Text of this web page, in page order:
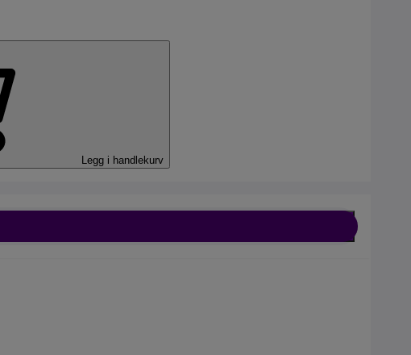
Legg i handlekurv